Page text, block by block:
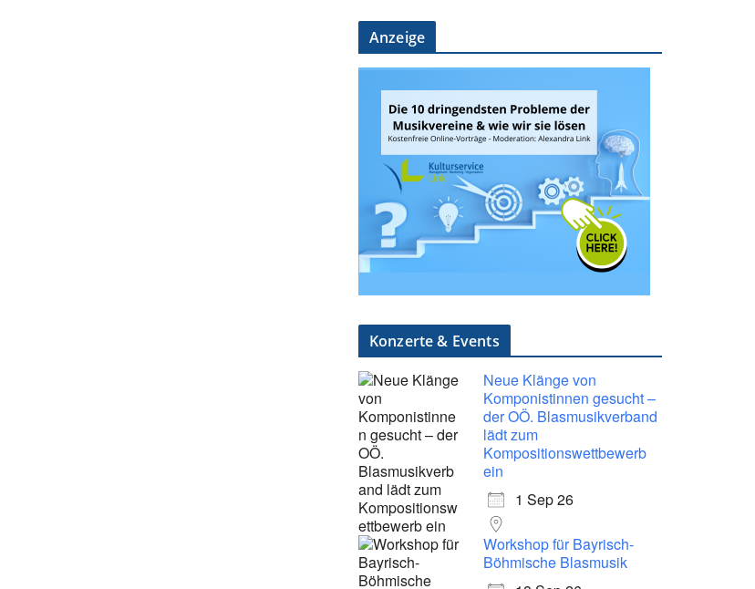
Anzeige
Konzerte & Events
Neue Klänge von
Komponistinnen gesucht –
der OÖ. Blasmusikverband
lädt zum
Kompositionswettbewerb
ein
1 Sep 26
Workshop für Bayrisch-
Böhmische Blasmusik